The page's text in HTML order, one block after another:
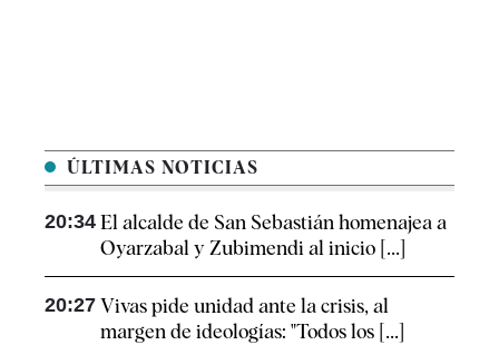
ÚLTIMAS NOTICIAS
20:34 El alcalde de San Sebastián homenajea a
Oyarzabal y Zubimendi al inicio [...]
20:27 Vivas pide unidad ante la crisis, al
margen de ideologías: "Todos los [...]